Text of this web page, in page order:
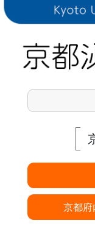
京都府